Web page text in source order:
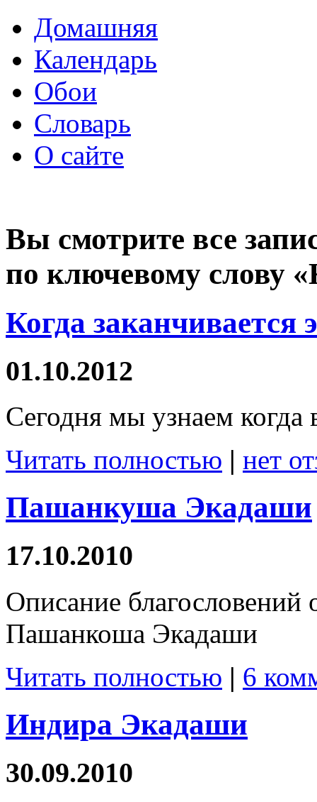
Домашняя
Календарь
Обои
Словарь
О сайте
Вы смотрите все
по ключевому слову
Когда заканчивается
01.10.2012
Сегодня мы узнаем
Читать полностью | нет
Пашанкуша Экадаши
17.10.2010
Описание благословений
Пашанкоша Экадаши
Читать полностью | 6
Индира Экадаши
30.09.2010